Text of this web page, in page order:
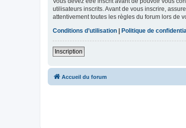
utilisateurs inscrits. Avant de vous inscrire,
attentivement toutes les règles du forum lors de
Conditions d’utilisation
Politique de
Inscription
Accueil du forum